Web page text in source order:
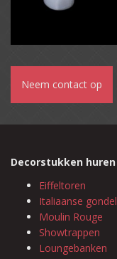
Neem contact op
Decorstukken huren
Eiffeltoren
Italiaanse gondel
Moulin Rouge
Showtrappen
Loungebanken